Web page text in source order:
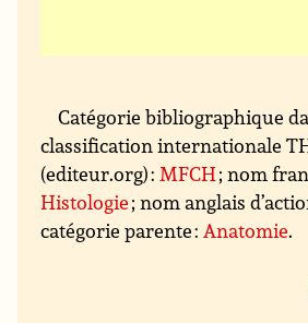
Catégorie bibliographique
classification internationale
(editeur.org) :MFCH; nom
Histologie; nom anglais
catégorie parente :Anatomie.